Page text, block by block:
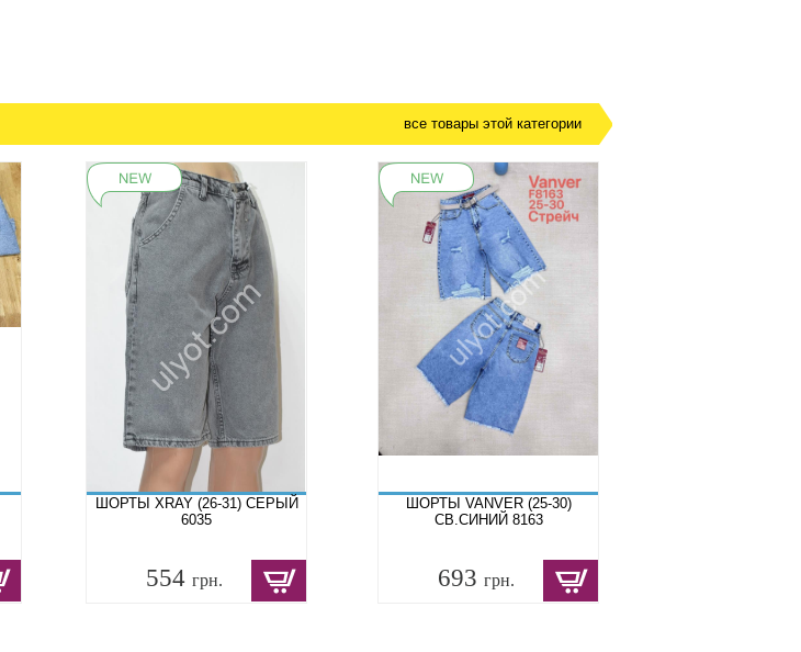
все товары этой категории
ШОРТЫ XRAY (26-31) СЕРЫЙ
6035
554 грн.
ШОРТЫ VANVER (25-30)
СВ.СИНИЙ 8163
693 грн.